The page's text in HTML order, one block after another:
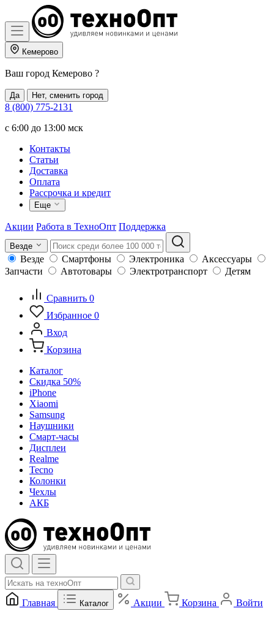
Кемерово
Ваш город Кемерово ?
Да Нет, сменить город
8 (800) 775-2131
c 6:00 до 13:00 мск
Контакты
Статьи
Доставка
Оплата
Рассрочка и кредит
Еще
Акции Работа в ТехноОпт Поддержка
Везде
Везде Смартфоны Электроника
Аксессуары
Запчасти
Автотовары Электротранспорт Детям
Сравнить 0
Избранное 0
Вход
Корзина
Каталог
Скидка 50%
iPhone
Xiaomi
Samsung
Наушники
Смарт-часы
Дисплеи
Realme
Tecno
Колонки
Чехлы
АКБ
Главная Каталог Акции Корзина Войти